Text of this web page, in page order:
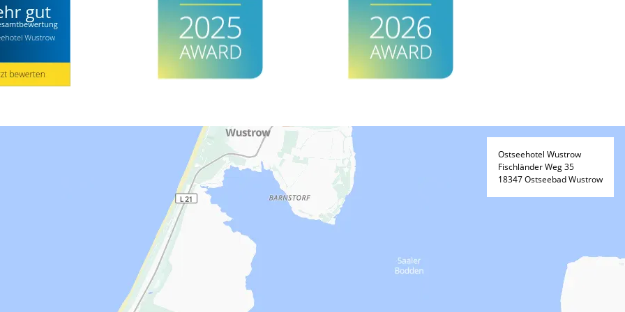
Die Adresse lautet: Ostseehotel Wustrow
Ostseehotel Wustrow
Fischländer Weg 35
18347 Ostseebad Wustrow